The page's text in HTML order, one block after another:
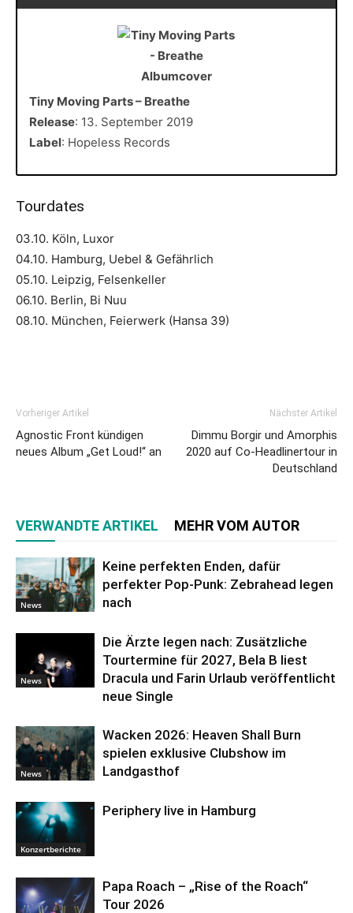
Tiny Moving Parts – Breathe
Release: 13. September 2019
Label: Hopeless Records
Tourdates
03.10. Köln, Luxor
04.10. Hamburg, Uebel & Gefährlich
05.10. Leipzig, Felsenkeller
06.10. Berlin, Bi Nuu
08.10. München, Feierwerk (Hansa 39)
Vorheriger Artikel
Agnostic Front kündigen
neues Album „Get Loud!“ an
Nächster Artikel
Dimmu Borgir und Amorphis
2020 auf Co-Headlinertour in
Deutschland
VERWANDTE ARTIKEL MEHR VOM AUTOR
News
Keine perfekten Enden, dafür
perfekter Pop-Punk: Zebrahead legen
nach
News
Die Ärzte legen nach: Zusätzliche
Tourtermine für 2027, Bela B liest
Dracula und Farin Urlaub veröffentlicht
neue Single
News
Wacken 2026: Heaven Shall Burn
spielen exklusive Clubshow im
Landgasthof
Konzertberichte
Periphery live in Hamburg
Papa Roach – „Rise of the Roach“
Tour 2026